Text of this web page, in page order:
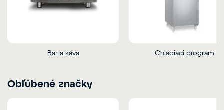
Bar a káva Chladiaci program
Obľúbené značky